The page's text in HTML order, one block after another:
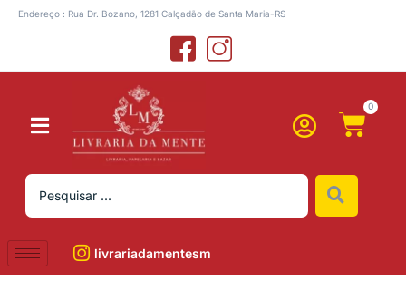
Endereço : Rua Dr. Bozano, 1281 Calçadão de Santa Maria-RS
0
livrariadamentesm